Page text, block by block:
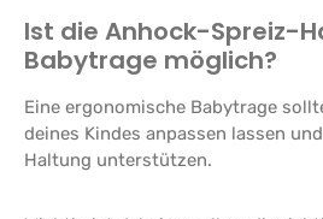
Ist die Anhock-Spreiz-
Babytrage möglich?
Eine ergonomische Babytrage
deines Kindes anpassen lassen
Haltung unterstützen.